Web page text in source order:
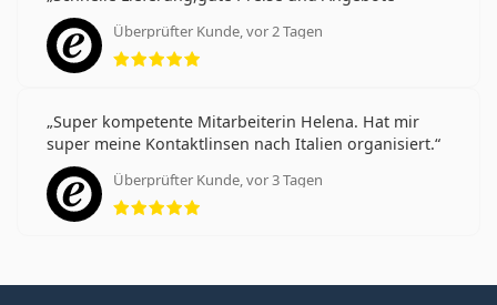
Überprüfter Kunde, vor 2 Tagen
Bewertung 5 aus 5
Super kompetente Mitarbeiterin Helena. Hat mir
super meine Kontaktlinsen nach Italien organisiert.
Überprüfter Kunde, vor 3 Tagen
Bewertung 5 aus 5